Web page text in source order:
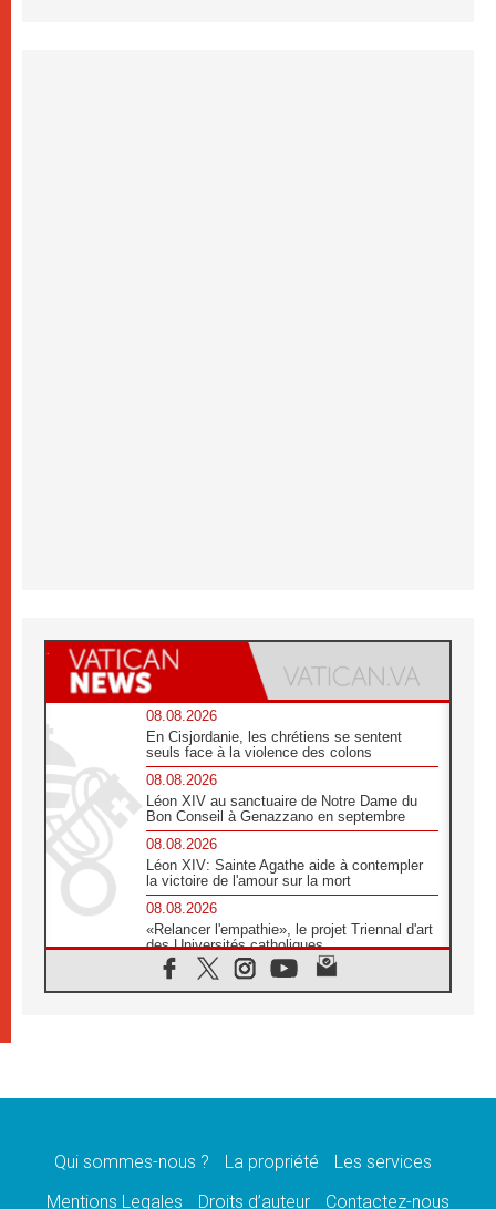
08.08.2026
En Cisjordanie, les chrétiens se sentent
seuls face à la violence des colons
08.08.2026
Léon XIV au sanctuaire de Notre Dame du
Bon Conseil à Genazzano en septembre
08.08.2026
Léon XIV: Sainte Agathe aide à contempler
la victoire de l'amour sur la mort
08.08.2026
«Relancer l'empathie», le projet Triennal d'art
des Universités catholiques
08.08.2026
Signis 2026, donner la parole aux religieuses
07.08.2026
07.08.2026
de l'Assomption et mémoire nationale
Qui sommes-nous ? La propriété
Les services
Mentions Legales
Droits d’auteur Contactez-nous